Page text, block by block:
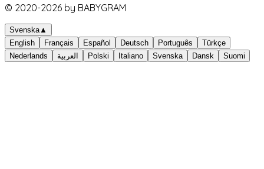
© 2020-2026 by BABYGRAM
Svenska ▲
English
Français Español Deutsch Português
Türkçe
Nederlands
العربية Polski Italiano Svenska Dansk Suomi